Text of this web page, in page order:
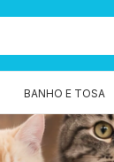
BANHO E TOSA